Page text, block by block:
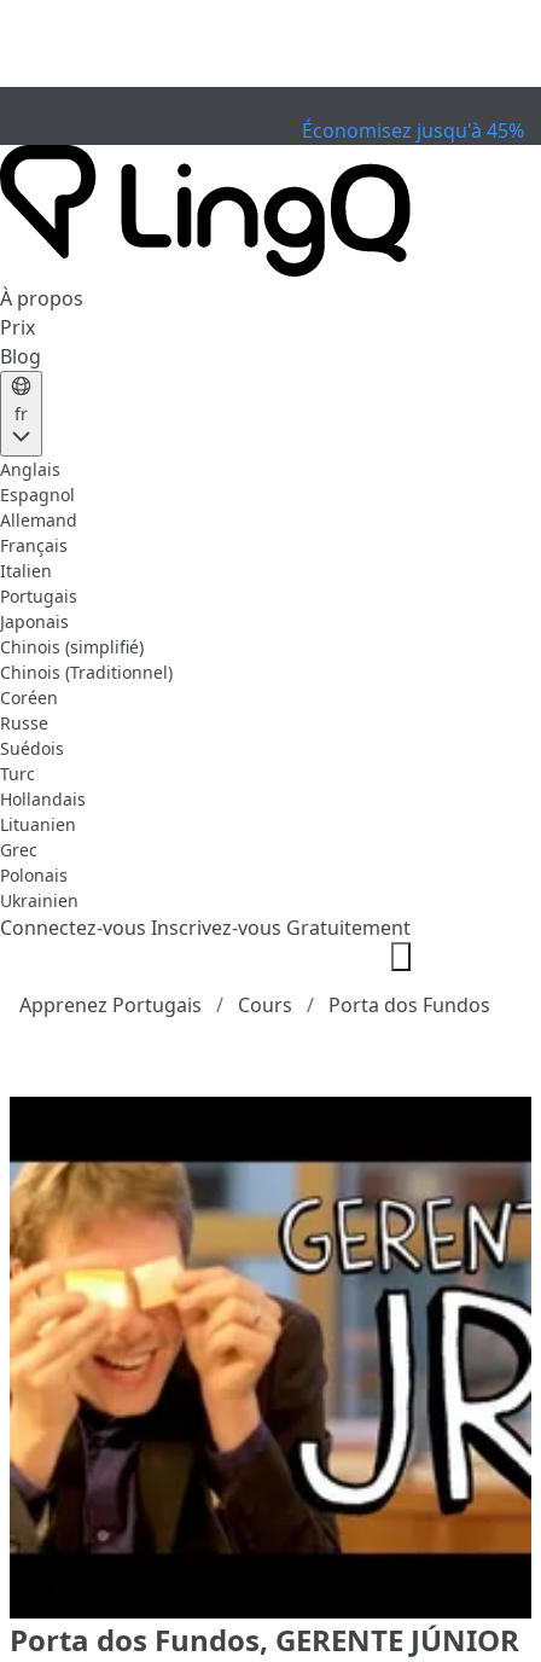
Économisez jusqu'à 45%
À propos
Prix
Blog
fr
Anglais
Espagnol
Allemand
Français
Italien
Portugais
Japonais
Chinois (simplifié)
Chinois (Traditionnel)
Coréen
Russe
Suédois
Turc
Hollandais
Lituanien
Grec
Polonais
Ukrainien
Connectez-vous Inscrivez-vous Gratuitement
Apprenez Portugais Cours Porta dos Fundos
Porta dos Fundos, GERENTE JÚNIOR